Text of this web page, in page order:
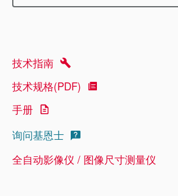
技术指南
技术规格(PDF)
手册
询问基恩士
全自动影像仪 / 图像尺寸测量仪